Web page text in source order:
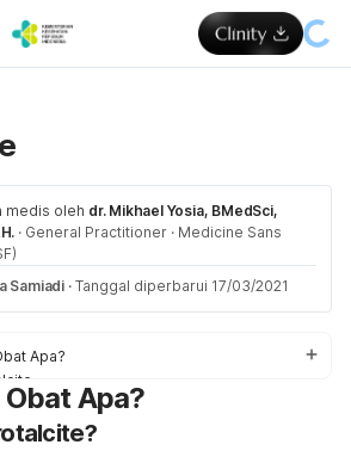
medis oleh dr. Mikhael Yosia, BMedSci,
· General Practitioner · Medicine Sans
Samiadi · Tanggal diperbarui 17/03/2021
Apa?
Perhatian Obat Hydrotalcite
Hydrotalcite
Apa?